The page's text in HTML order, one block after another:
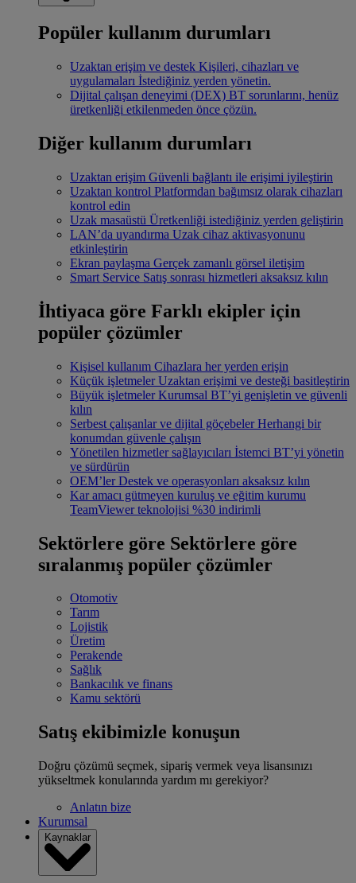
Popüler kullanım durumları
Uzaktan erişim ve destek Kişileri, cihazları ve
uygulamaları İstediğiniz yerden yönetin.
Dijital çalışan deneyimi (DEX) BT sorunlarını, henüz
üretkenliği etkilenmeden önce çözün.
Diğer kullanım durumları
Uzaktan erişim Güvenli bağlantı ile erişimi iyileştirin
Uzaktan kontrol Platformdan bağımsız olarak cihazları
kontrol edin
Uzak masaüstü Üretkenliği istediğiniz yerden geliştirin
LAN’da uyandırma Uzak cihaz aktivasyonunu
etkinleştirin
Ekran paylaşma Gerçek zamanlı görsel iletişim
Smart Service Satış sonrası hizmetleri aksaksız kılın
İhtiyaca göre Farklı ekipler için
popüler çözümler
Kişisel kullanım Cihazlara her yerden erişin
Küçük işletmeler Uzaktan erişimi ve desteği basitleştirin
Büyük işletmeler Kurumsal BT’yi genişletin ve güvenli
kılın
Serbest çalışanlar ve dijital göçebeler Herhangi bir
konumdan güvenle çalışın
Yönetilen hizmetler sağlayıcıları İstemci BT’yi yönetin
ve sürdürün
OEM’ler Destek ve operasyonları aksaksız kılın
Kar amacı gütmeyen kuruluş ve eğitim kurumu
TeamViewer teknolojisi %30 indirimli
Sektörlere göre Sektörlere göre
sıralanmış popüler çözümler
Otomotiv
Tarım
Lojistik
Üretim
Perakende
Sağlık
Bankacılık ve finans
Kamu sektörü
Satış ekibimizle konuşun
Doğru çözümü seçmek, sipariş vermek veya lisansınızı
yükseltmek konularında yardım mı gerekiyor?
Anlatın bize
Kurumsal
Kaynaklar